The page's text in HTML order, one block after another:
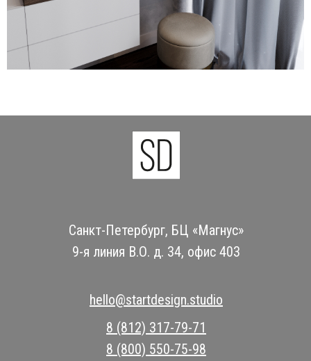
Санкт-Петербург, БЦ «Магнус»
9-я линия В.О. д. 34, офис 403
8 (812) 317-79-71
8 (800) 550-75-98
hello@startdesign.studio